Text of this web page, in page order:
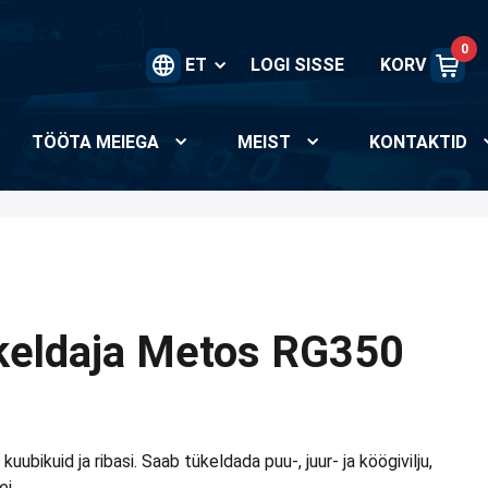
ET LOGI SISSE KORV
0
TÖÖTA MEIEGA MEIST KONTAKTID
Metos RG350
ja ribasi. Saab tükeldada puu-, juur- ja köögivilju,